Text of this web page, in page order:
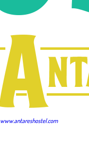
www.antareshostel.com